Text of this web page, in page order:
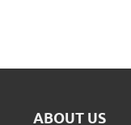
ABOUT US